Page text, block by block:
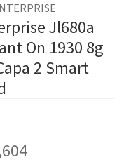
Jl680a
On 1930 8g
2 Smart